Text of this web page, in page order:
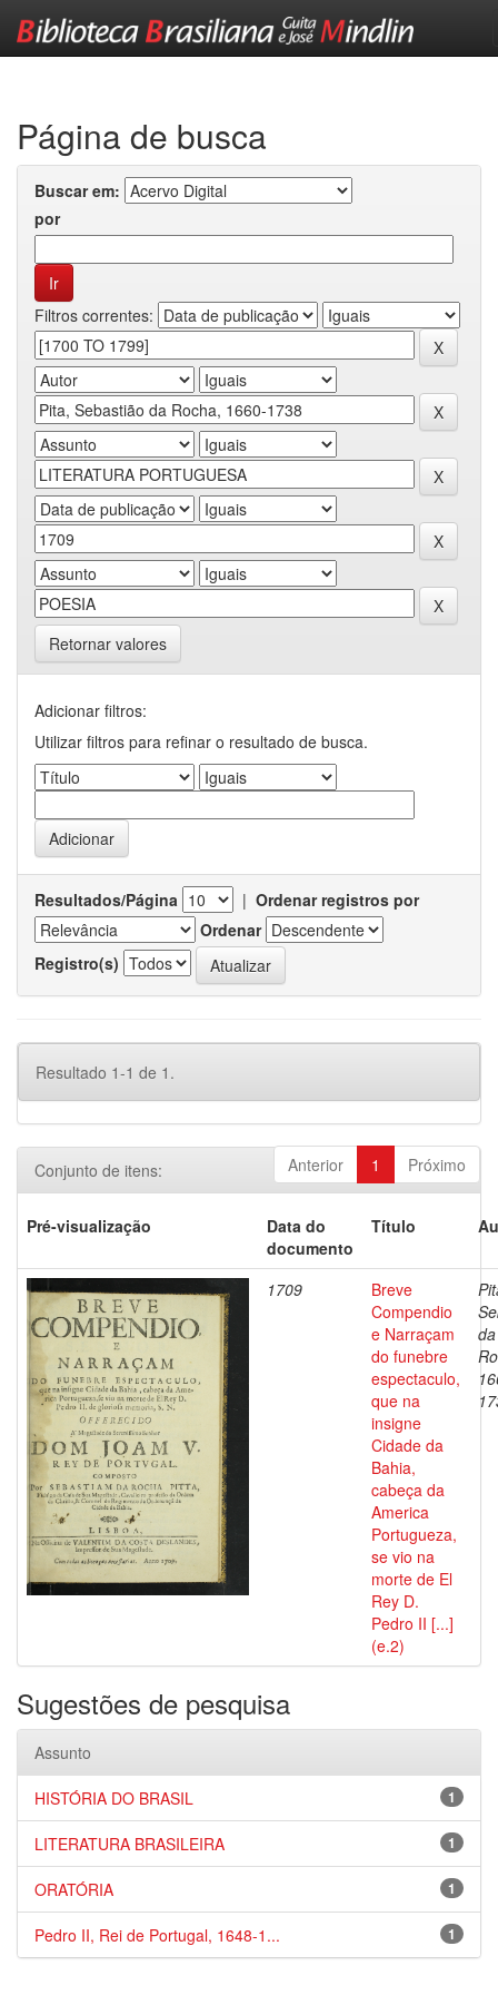
Página de busca
Buscar em:
por
Filtros correntes:
Retornar valores
Adicionar filtros:
Utilizar filtros para refinar o resultado de busca.
Resultados/Página | Ordenar registros por
Ordenar
Registro(s)
Resultado 1-1 de 1.
Anterior 1 Próximo
Conjunto de itens:
Pré-visualização
Data do
documento
Título
1709
Breve
Compendio
e Narraçam
do funebre
espectaculo,
que na
insigne
Cidade da
Bahia,
cabeça da
America
Portugueza,
se vio na
morte de El
Rey D.
Pedro II [...]
(e.2)
da
Sugestões de pesquisa
Assunto
1
HISTÓRIA DO BRASIL
1
LITERATURA BRASILEIRA
1
ORATÓRIA
1
Pedro II, Rei de Portugal, 1648-1...